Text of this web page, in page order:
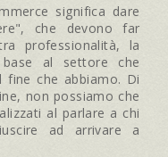
significa dare
che devono far
professionalità, la
al settore che
che abbiamo. Di
non possiamo che
al parlare a chi
ad arrivare a